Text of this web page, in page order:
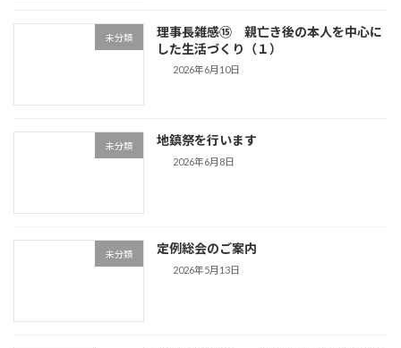
未分類
理事長雑感⑮ 親亡き後の本人を中心に
した生活づくり（１）
2026年6月10日
未分類 地鎮祭を行います
2026年6月8日
未分類 定例総会のご案内
2026年5月13日